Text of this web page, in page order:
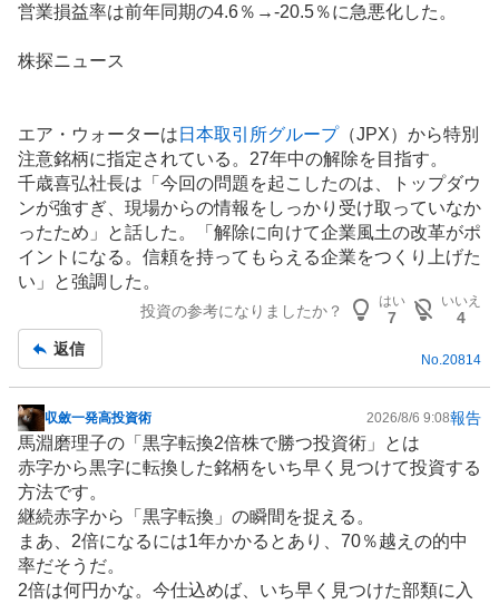
営業損益率は前年同期の4.6％→-20.5％に急悪化した。
株探ニュース
エア・ウォーターは 日本取引所グループ（JPX）から特別
注意銘柄に指定されている。27年中の解除を目指す。
千歳喜弘社長は「今回の問題を起こしたのは、トップダウ
ンが強すぎ、現場からの情報をしっかり受け取っていなか
ったため」と話した。「解除に向けて企業風土の改革がポ
イントになる。信頼を持ってもらえる企業をつくり上げた
い」と強調した。
投資の参考になりましたか？
はい
7
いいえ
4
返信
No.20814
掲
示
板
記
事
収斂一発高投資術 2026/8/6 9:08報告
馬淵磨理子の「黒字転換2倍株で勝つ投資術」とは
赤字から黒字に転換した銘柄をいち早く見つけて投資する
方法です。
継続赤字から「黒字転換」の瞬間を捉える。
まあ、2倍になるには1年かかるとあり、70％越えの的中
率だそうだ。
2倍は何円かな。今仕込めば、いち早く見つけた部類に入